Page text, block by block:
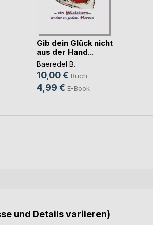
Gib dein Glück nicht
aus der Hand...
Baeredel B.
10,00 € Buch
4,99 € E-Book
und Details variieren)